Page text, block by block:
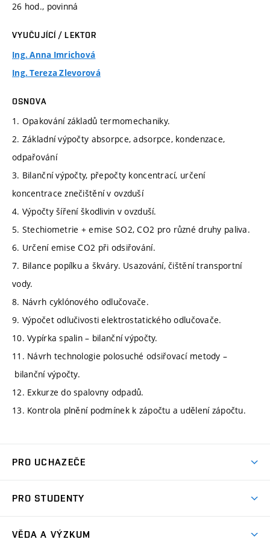
26 hod., povinná
VYUČUJÍCÍ / LEKTOR
Ing. Anna Imrichová
Ing. Tereza Zlevorová
OSNOVA
1. Opakování základů termomechaniky.
2. Základní výpočty absorpce, adsorpce, kondenzace,
odpařování
3. Bilanční výpočty, přepočty koncentrací, určení
koncentrace znečištění v ovzduší
4. Výpočty šíření škodlivin v ovzduší.
5. Stechiometrie + emise SO2, CO2 pro různé druhy paliva.
6. Určení emise CO2 při odsiřování.
7. Bilance popílku a škváry. Usazování, čištění transportní
vody.
8. Návrh cyklónového odlučovače.
9. Výpočet odlučivosti elektrostatického odlučovače.
10. Vypírka spalin – bilanční výpočty.
11. Návrh technologie polosuché odsiřovací metody –
bilanční výpočty.
12. Exkurze do spalovny odpadů.
13. Kontrola plnění podmínek k zápočtu a udělení zápočtu.
PRO UCHAZEČE
Ambasadoři studia
PRO STUDENTY
VĚDA A VÝZKUM